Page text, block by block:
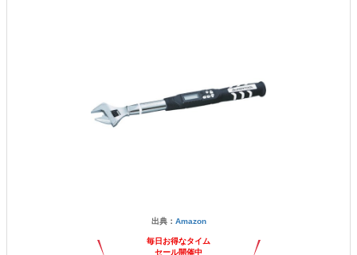
出典： Amazon
毎日お得なタイム
セール開催中